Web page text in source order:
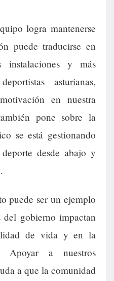
logra mantenerse
puede traducirse en
instalaciones y más
asturianas,
en nuestra
pone sobre la
se está gestionando
desde abajo y
puede ser un ejemplo
gobierno impactan
de vida y en la
Apoyar a nuestros
a que la comunidad